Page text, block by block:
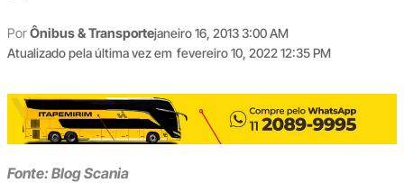
PorÔnibus & Transportejaneiro 16, 2013 3:00 AM
Atualizado pela última vez em fevereiro 10, 2022 12:35 PM
Fonte: Blog Scania